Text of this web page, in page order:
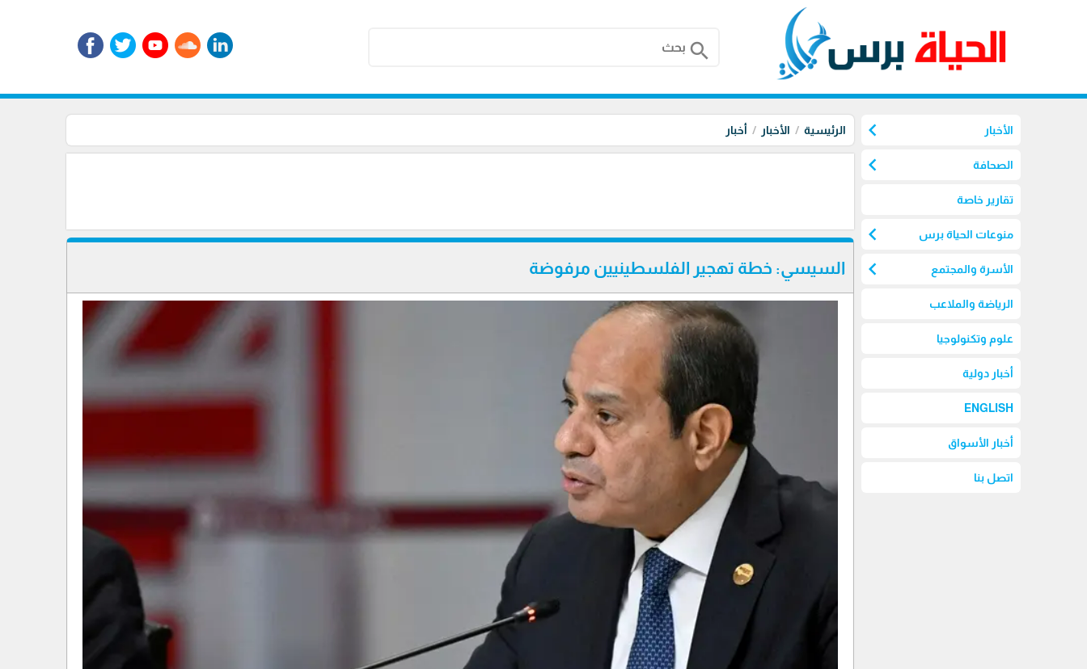
search
الأخبار chevron_left
الصحافة chevron_left
تقارير خاصة
منوعات الحياة برس chevron_left
الأسرة والمجتمع chevron_left
الرياضة والملاعب
علوم وتكنولوجيا
أخبار دولية
ENGLISH
أخبار الأسواق
اتصل بنا
الرئيسية الأخبار أخبار
السيسي: خطة تهجير الفلسطينيين مرفوضة